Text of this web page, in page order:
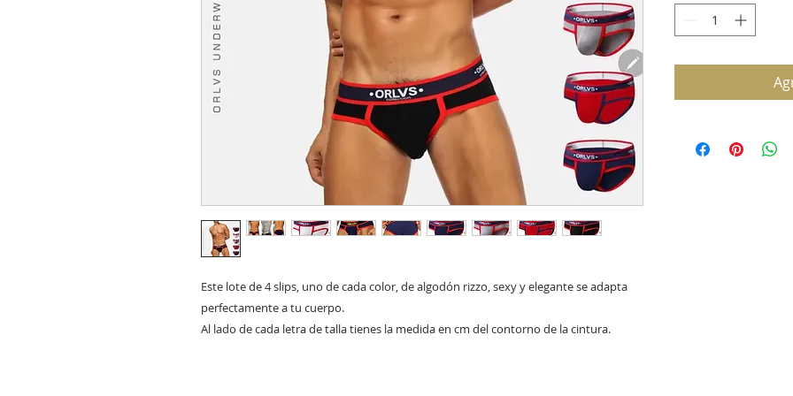
Este lote de 4 slips, uno de cada color, de algodón rizzo, sexy y elegante se adapta
perfectamente a tu cuerpo.
Al lado de cada letra de talla tienes la medida en cm del contorno de la cintura.